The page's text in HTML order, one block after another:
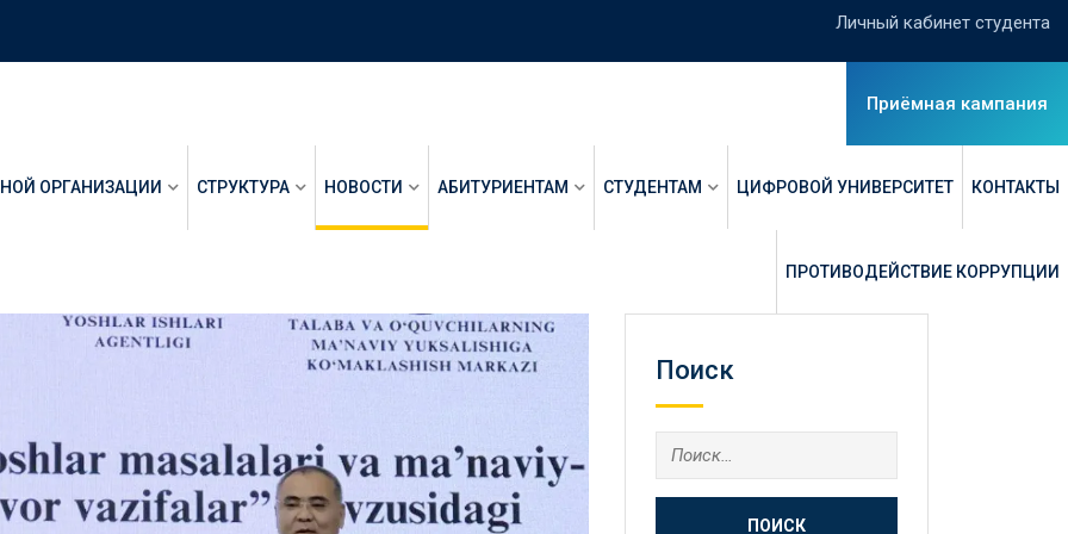
Личный кабинет студента
Приёмная кампания
ОРГАНИЗАЦИИ СТРУКТУРА НОВОСТИ АБИТУРИЕНТАМ СТУДЕНТАМ ЦИФРОВОЙ УНИВЕРСИТЕТ КОНТАКТЫ
ПРОТИВОДЕЙСТВИЕ КОРРУПЦИИ
Поиск
Найти: